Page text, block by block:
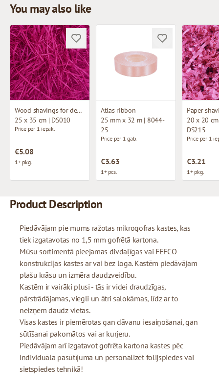
You may also like
Wood shavings for decoration
25 x 35 cm | DS010
Price per 1 iepak.
€5.08
1+ pkg.
Atlas ribbon
25 mm x 32 m | 8044-
25
Price per 1 gab.
€3.63
1+ pcs.
20 x 20
DS215
Price per 1
€3.21
1+ pkg.
Product Description
Piedāvājam pie mums ražotas mikrogofras kastes, kas
tiek izgatavotas no 1,5 mm gofrētā kartona.
Mūsu sortimentā pieejamas divdaļīgas vai FEFCO
konstrukcijas kastes ar vai bez loga. Kastēm piedāvājam
plašu krāsu un izmēra daudzveidību.
Kastēm ir vairāki plusi - tās ir videi draudzīgas,
pārstrādājamas, viegli un ātri salokāmas, līdz ar to
neizņem daudz vietas.
Visas kastes ir piemērotas gan dāvanu iesaiņošanai, gan
sūtīšanai pakomātos vai ar kurjeru.
Piedāvājam arī izgatavot gofrēta kartona kastes pēc
individuāla pasūtījuma un personalizēt folijspiedes vai
sietspiedes tehnikā!